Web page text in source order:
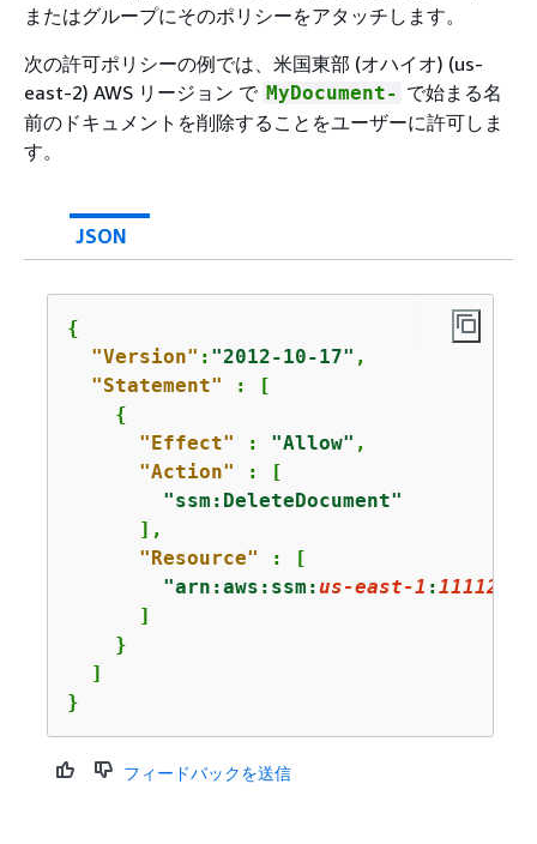
またはグループにそのポリシーをアタッチします。
次の許可ポリシーの例では、米国東部 (オハイオ) (us-
east-2) AWS リージョン で MyDocument- で始まる名
前のドキュメントを削除することをユーザーに許可しま
す。
JSON
{
"Version" : "2012-10-17" ,
"Statement" : [
{
"Effect" : "Allow" ,
"Action" : [
"ssm:DeleteDocument"
      ],
"Resource" : [
"arn:aws:ssm:us-east-1 :
      ]
    }
  ]
}
フィードバックを送信